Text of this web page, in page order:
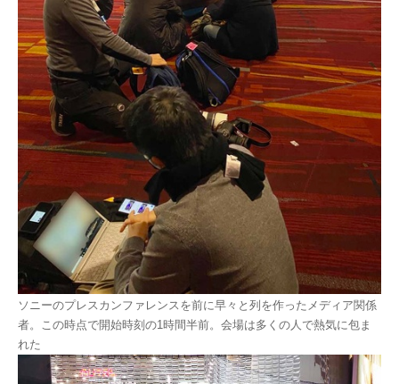
ソニーのプレスカンファレンスを前に早々と列を作ったメディア関係
者。この時点で開始時刻の1時間半前。会場は多くの人で熱気に包ま
れた